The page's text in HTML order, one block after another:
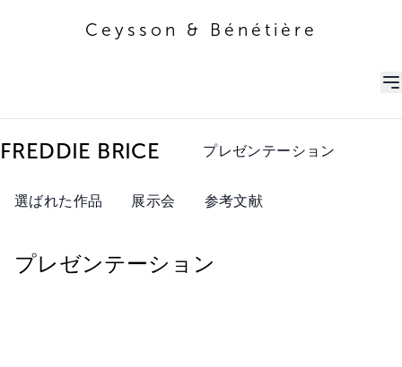
Ceysson & Bénétière
FREDDIE BRICE プレゼンテーション
選ばれた作品 展示会 参考文献
プレゼンテーション